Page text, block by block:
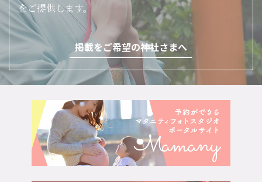
をご提供します。
掲載をご希望の神社さまへ